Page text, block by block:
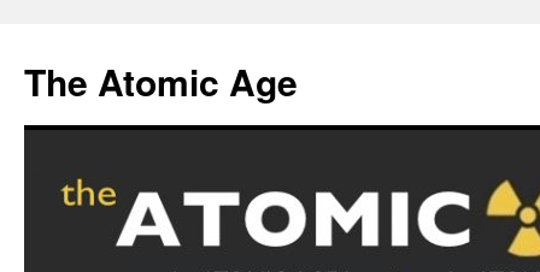
content
The Atomic Age